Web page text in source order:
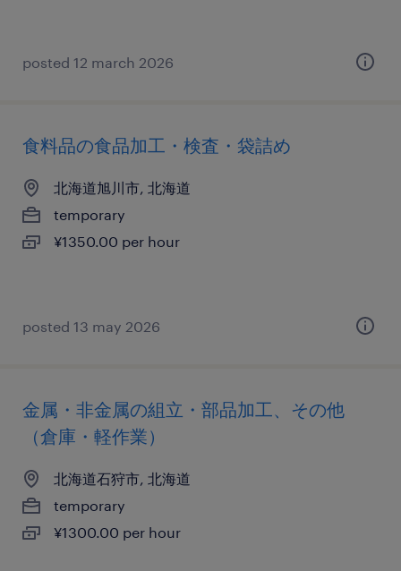
posted 12 march 2026
食料品の食品加工・検査・袋詰め
北海道旭川市, 北海道
temporary
¥1350.00 per hour
posted 13 may 2026
金属・非金属の組立・部品加工、その他
（倉庫・軽作業）
北海道石狩市, 北海道
temporary
¥1300.00 per hour